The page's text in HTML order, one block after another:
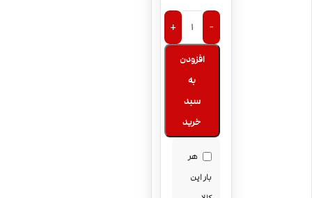
-
+
افزودن
به
سبد
خرید
هر
بار این